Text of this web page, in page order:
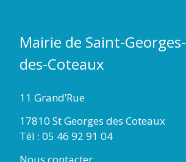
Mairie de Saint-Georges-
des-Coteaux
11 Grand’Rue
17810 St Georges des Coteaux
Tél : 05 46 92 91 04
Nous contacter